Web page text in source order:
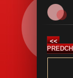
<<